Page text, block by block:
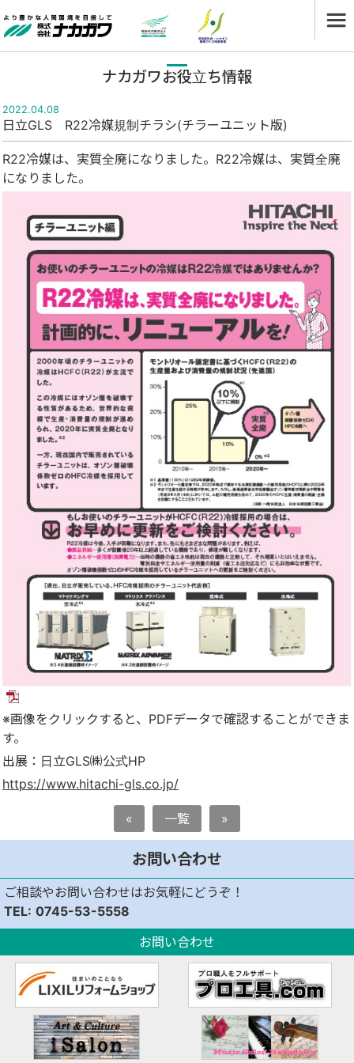
ナカガワお役立ち情報
2022.04.08
日立GLS R22冷媒規制チラシ(チラーユニット版)
R22冷媒は、実質全廃になりました。R22冷媒は、実質全廃
になりました。
※画像をクリックすると、PDFデータで確認することができま
す。
出展：日立GLS㈱公式HP
https://www.hitachi-gls.co.jp/
« 一覧 »
お問い合わせ
ご相談やお問い合わせはお気軽にどうぞ！
0745-53-5558
お問い合わせ